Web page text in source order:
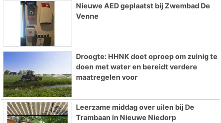
Nieuwe AED geplaatst bij Zwembad De
Venne
Droogte: HHNK doet oproep om zuinig te
doen met water en bereidt verdere
maatregelen voor
Leerzame middag over uilen bij De
Trambaan in Nieuwe Niedorp